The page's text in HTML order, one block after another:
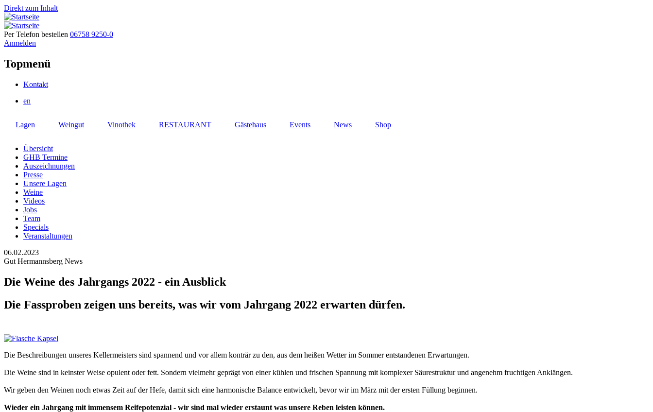
Direkt zum Inhalt
Per Telefon bestellen 06758 9250-0
Anmelden
Topmenü
Kontakt
en
Lagen Weingut Vinothek RESTAURANT Gästehaus Events News Shop
Übersicht
GHB Termine
Auszeichnungen
Presse
Unsere Lagen
Weine
Videos
Jobs
Team
Specials
Veranstaltungen
06.02.2023
Gut Hermannsberg News
Die Weine des Jahrgangs 2022 - ein Ausblick
Die Fassproben zeigen uns bereits, was wir vom Jahrgang 2022 erwarten dürfen.
Die Beschreibungen unseres Kellermeisters sind spannend und vor allem konträr zu den, aus dem heißen Wetter im Sommer entstandenen Erwartungen.
Die Weine sind in keinster Weise opulent oder fett. Sondern vielmehr geprägt von einer kühlen und frischen Spannung mit komplexer Säurestruktur und angenehm fruchtigen Anklängen.
Wir geben den Weinen noch etwas Zeit auf der Hefe, damit sich eine harmonische Balance entwickelt, bevor wir im März mit der ersten Füllung beginnen.
Wieder ein Jahrgang mit immensem Reifepotenzial - wir sind mal wieder erstaunt was unsere Reben leisten können.